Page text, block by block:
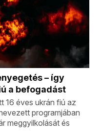
– így
a befogadást
16 éves ukrán fiú az
programjában
meggyilkolását és